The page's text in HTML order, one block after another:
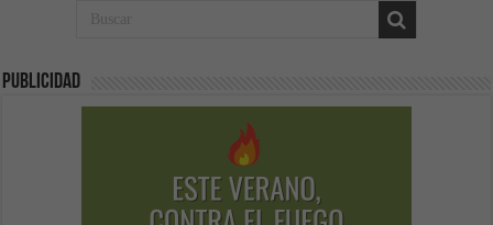
Publicidad